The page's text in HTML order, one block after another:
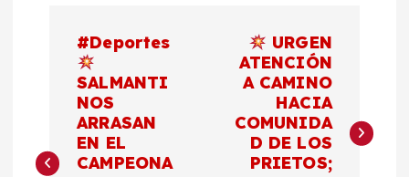
e
#Deportes
SALMANTI
NOS
ARRASAN
EN EL
CAMPEONA
URGEN
ATENCIÓN
A CAMINO
HACIA
COMUNIDA
D DE LOS
PRIETOS;